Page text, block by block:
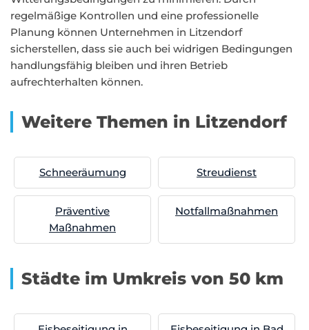
regelmäßige Kontrollen und eine professionelle
Planung können Unternehmen in Litzendorf
sicherstellen, dass sie auch bei widrigen Bedingungen
handlungsfähig bleiben und ihren Betrieb
aufrechterhalten können.
Weitere Themen in Litzendorf
Schneeräumung Streudienst
Präventive
Maßnahmen
Notfallmaßnahmen
Städte im Umkreis von 50 km